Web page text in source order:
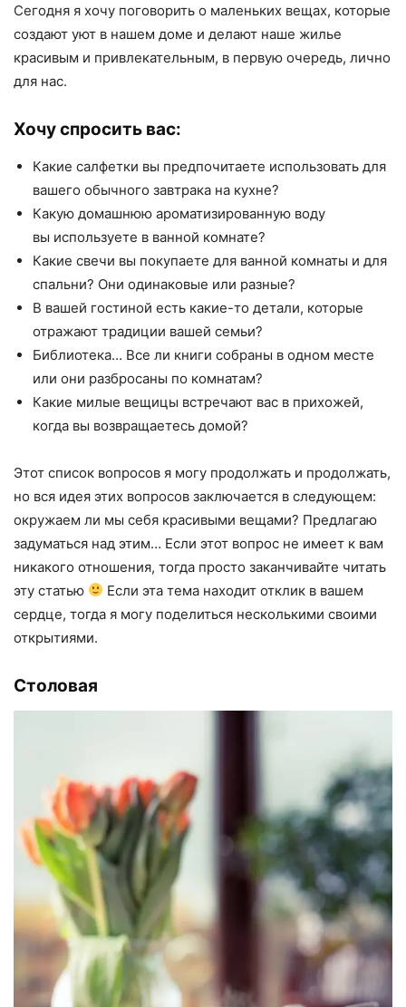
Сегодня я хочу поговорить о маленьких вещах, которые
создают уют в нашем доме и делают наше жилье
красивым и привлекательным, в первую очередь, лично
для нас.
Хочу спросить вас:
Какие салфетки вы предпочитаете использовать для
вашего обычного завтрака на кухне?
Какую домашнюю ароматизированную воду
вы используете в ванной комнате?
Какие свечи вы покупаете для ванной комнаты и для
спальни? Они одинаковые или разные?
В вашей гостиной есть какие-то детали, которые
отражают традиции вашей семьи?
Библиотека… Все ли книги собраны в одном месте
или они разбросаны по комнатам?
Какие милые вещицы встречают вас в прихожей,
когда вы возвращаетесь домой?
Этот список вопросов я могу продолжать и продолжать,
но вся идея этих вопросов заключается в следующем:
окружаем ли мы себя красивыми вещами? Предлагаю
задуматься над этим… Если этот вопрос не имеет к вам
никакого отношения, тогда просто заканчивайте читать
эту статью
Если эта тема находит отклик в вашем
сердце, тогда я могу поделиться несколькими своими
открытиями.
Столовая